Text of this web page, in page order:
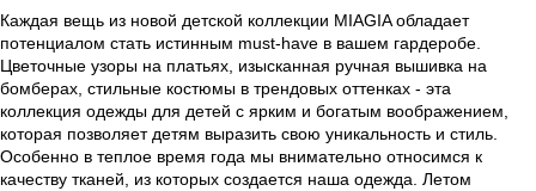
Каждая вещь из новой детской коллекции MIAGIA обладает
потенциалом стать истинным must-have в вашем гардеробе.
Цветочные узоры на платьях, изысканная ручная вышивка на
бомберах, стильные костюмы в трендовых оттенках - эта
коллекция одежды для детей с ярким и богатым воображением,
которая позволяет детям выразить свою уникальность и стиль.
Особенно в теплое время года мы внимательно относимся к
качеству тканей, из которых создается наша одежда. Летом